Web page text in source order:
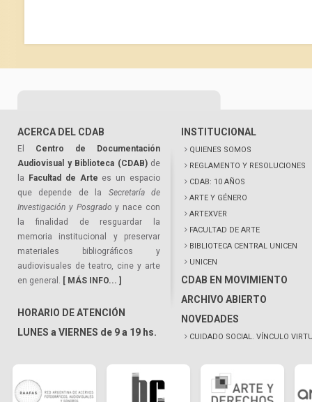
ACERCA DEL CDAB
El Centro de Documentación
Audiovisual y Biblioteca (CDAB)de
la
Facultad de Arte es un espacio
que depende de la Secretaría de
Investigación y Posgrado y nace con
la finalidad de resguardar la
memoria institucional y preservar
materiales bibliográficos y
audiovisuales de teatro, cine y arte
en general. [ MÁS INFO... ]
HORARIO DE ATENCIÓN
LUNES a VIERNES de 9 a 19 hs.
INSTITUCIONAL
QUIENES SOMOS
REGLAMENTO Y RESOLUCIONES
CDAB: 10 AÑOS
ARTE Y GÉNERO
ARTEXVER
FACULTAD DE ARTE
BIBLIOTECA CENTRAL UNICEN
UNICEN
CDAB EN MOVIMIENTO
ARCHIVO ABIERTO
NOVEDADES
CUIDADO SOCIAL. VÍNCULO